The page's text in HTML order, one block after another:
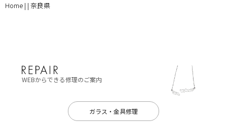
Home | | 奈良県
WEBからできる修理のご案内
ガラス・金具修理